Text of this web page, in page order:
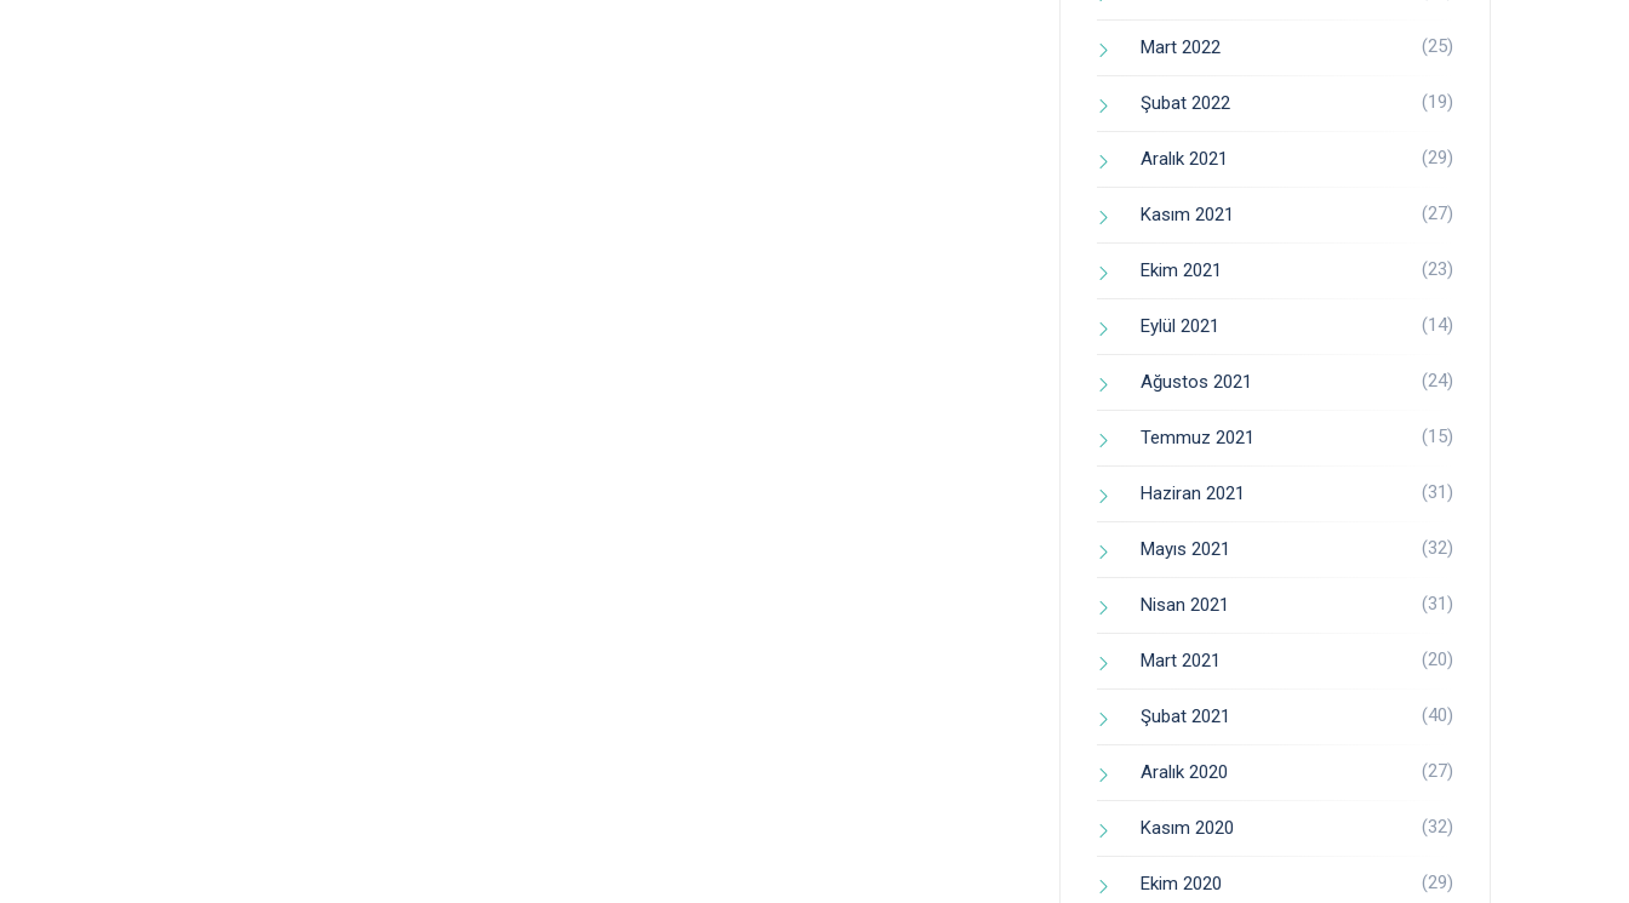
Mart 2022 (25)
Şubat 2022 (19)
Aralık 2021 (29)
Kasım 2021 (27)
Ekim 2021 (23)
Eylül 2021 (14)
Ağustos 2021 (24)
Temmuz 2021 (15)
Haziran 2021 (31)
Mayıs 2021 (32)
Nisan 2021 (31)
Mart 2021 (20)
Şubat 2021 (40)
Aralık 2020 (27)
Kasım 2020 (32)
Ekim 2020 (29)